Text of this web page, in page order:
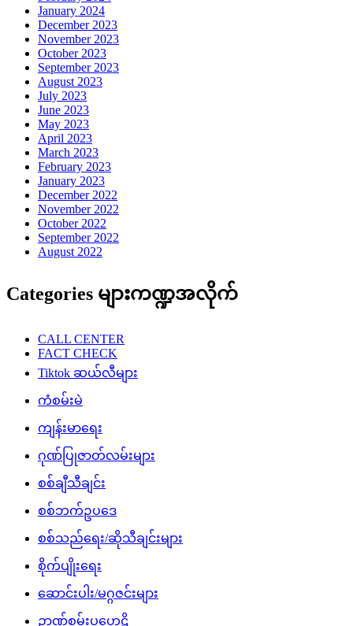
January 2024
December 2023
November 2023
October 2023
September 2023
August 2023
July 2023
June 2023
May 2023
April 2023
March 2023
February 2023
January 2023
December 2022
November 2022
October 2022
September 2022
August 2022
Categories များကဏ္ဍအလိုက်
CALL CENTER
FACT CHECK
Tiktok ဆယ်လီများ
ကံစမ်းမဲ
ကျန်းမာရေး
ဂုဏ်ပြုဇာတ်လမ်းများ
စစ်ချီသီချင်း
စစ်ဘက်ဥပဒေ
စစ်သည်ရေး/ဆိုသီချင်းများ
စိုက်ပျိုးရေး
ဆောင်းပါး/မဂ္ဂဇင်းများ
ဉာဏ်စမ်းပဟေဠိ